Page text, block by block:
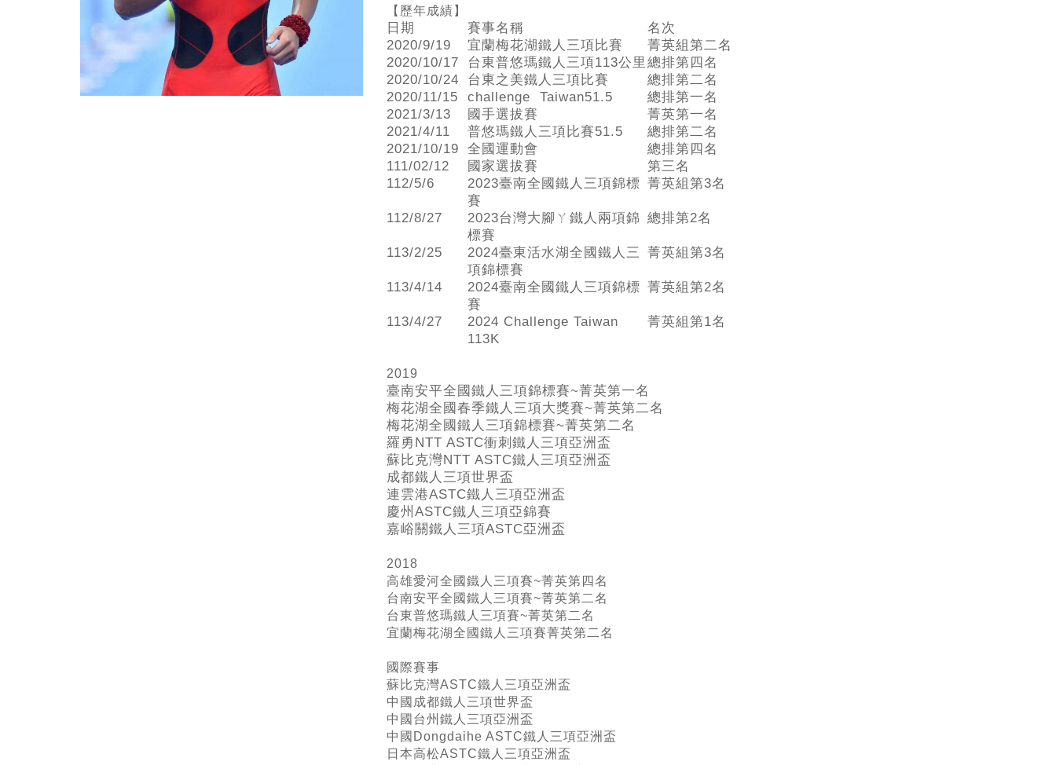
【歷年成績】
日期 賽事名稱
名次
2020/9/19
宜蘭梅花湖鐵人三項比賽
菁英組第二名
2020/10/17
台東普悠瑪鐵人三項113公里 總排第四名
2020/10/24
台東之美鐵人三項比賽
總排第二名
2020/11/15
challenge Taiwan51.5
總排第一名
2021/3/13
國手選拔賽
菁英第一名
2021/4/11
普悠瑪鐵人三項比賽51.5
總排第二名
2021/10/19
全國運動會
總排第四名
111/02/12
國家選拔賽
第三名
112/5/6
2023臺南全國鐵人三項錦標
賽
菁英組第3名
112/8/27
2023台灣大腳ㄚ鐵人兩項錦
標賽
總排第2名
113/2/25
2024臺東活水湖全國鐵人三
項錦標賽
菁英組第3名
113/4/14
2024臺南全國鐵人三項錦標
賽
菁英組第2名
113/4/27
2024 Challenge Taiwan
113K
菁英組第1名
2019
臺南安平全國鐵人三項錦標賽~菁英第一名
梅花湖全國春季鐵人三項大獎賽~菁英第二名
梅花湖全國鐵人三項錦標賽~菁英第二名
羅勇NTT ASTC衝刺鐵人三項亞洲盃
蘇比克灣NTT ASTC鐵人三項亞洲盃
成都鐵人三項世界盃
連雲港ASTC鐵人三項亞洲盃
慶州ASTC鐵人三項亞錦賽
嘉峪關鐵人三項ASTC亞洲盃
2018
高雄愛河全國鐵人三項賽~菁英第四名
台南安平全國鐵人三項賽~菁英第二名
台東普悠瑪鐵人三項賽~菁英第二名
宜蘭梅花湖全國鐵人三項賽菁英第二名
國際賽事
蘇比克灣ASTC鐵人三項亞洲盃
中國成都鐵人三項世界盃
中國台州鐵人三項亞洲盃
中國Dongdaihe ASTC鐵人三項亞洲盃
日本高松ASTC鐵人三項亞洲盃